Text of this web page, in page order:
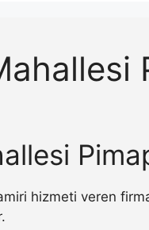
hizmeti veren